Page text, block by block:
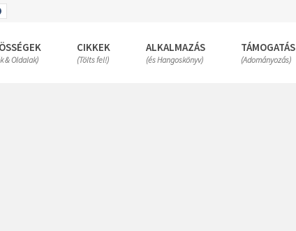
SET
LARGER
& Oldalak)
CIKKEK
(Tölts fel!)
ALKALMAZÁS
(és Hangoskönyv)
TÁMOGATÁS
(Adományozás)